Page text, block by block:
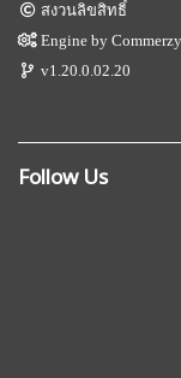
สงวนลิขสิทธิ์
Engine by
v1.20.0.02.20
Follow Us